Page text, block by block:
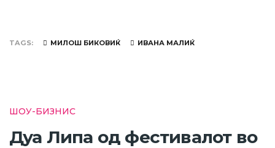
TAGS МИЛОШ БИКОВИЌ ИВАНА МАЛИЌ
ШОУ-БИЗНИС
Дуа Липа од фестивалот во